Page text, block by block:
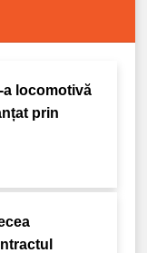
a locomotivă
prin